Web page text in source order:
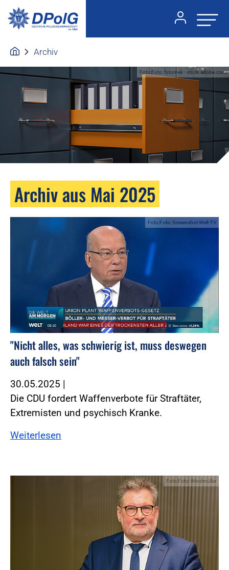
Archiv
Foto:Foto: fotomek - stock.adobe.com
Archiv aus Mai 2025
Foto:Foto: Screenshot Welt-TV
"Nicht alles, was schwierig ist, muss deswegen
auch falsch sein"
30.05.2025 |
Die CDU fordert Waffenverbote für Straftäter,
Extremisten und psychisch Kranke.
Weiterlesen
Foto:Foto: Windmüller